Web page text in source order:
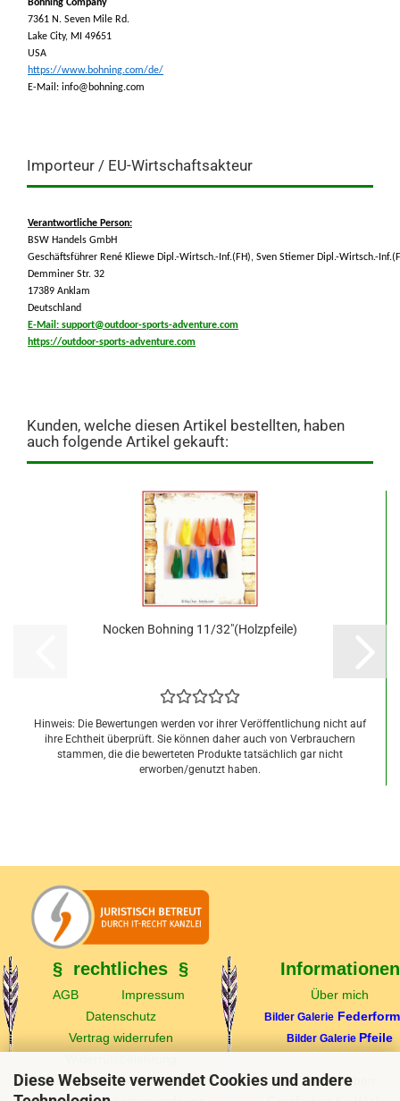
Diese Webseite verwendet Cookies und andere
Bohning Company
7361 N. Seven Mile Rd.
Lake City, MI 49651
USA
https://www.bohning.com/de/
E-Mail: info@bohning.com
Importeur / EU-Wirtschaftsakteur
Verantwortliche Person:
BSW Handels GmbH
Geschäftsführer René Kliewe Dipl.-Wirtsch.-Inf.(FH), Sven Stiemer Dipl.-Wirtsch.-
Demminer Str. 32
17389 Anklam
Deutschland
E-Mail: support@outdoor-sports-adventure.com
https://outdoor-sports-adventure.com
Kunden, welche diesen Artikel bestellten, haben
auch folgende Artikel gekauft:
Nocken Bohning 11/32"(Holzpfeile)
Hinweis: Die Bewertungen werden vor ihrer Veröffentlichung nicht auf
ihre Echtheit überprüft. Sie können daher auch von Verbrauchern
stammen, die die bewerteten Produkte tatsächlich gar nicht
erworben/genutzt haben.
§ rechtliches § Informationen
AGB Impressum
Über mich
Datenschutz
Bilder Galerie
Vertrag widerrufen
Bilder Galerie Pfeile
Echtheit v. Kundenbewertungen
Federfarben